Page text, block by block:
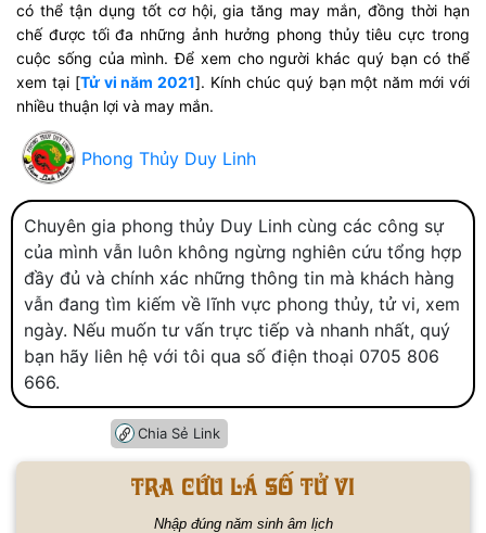
có thể tận dụng tốt cơ hội, gia tăng may mắn, đồng thời hạn
chế được tối đa những ảnh hưởng phong thủy tiêu cực trong
cuộc sống của mình. Để xem cho người khác quý bạn có thể
xem tại [Tử vi năm 2021]. Kính chúc quý bạn một năm mới với
nhiều thuận lợi và may mắn.
Phong Thủy Duy Linh
Chuyên gia phong thủy Duy Linh cùng các công sự
của mình vẫn luôn không ngừng nghiên cứu tổng hợp
đầy đủ và chính xác những thông tin mà khách hàng
vẫn đang tìm kiếm về lĩnh vực phong thủy, tử vi, xem
ngày. Nếu muốn tư vấn trực tiếp và nhanh nhất, quý
bạn hãy liên hệ với tôi qua số điện thoại 0705 806
666.
Chia Sẻ Link
Tra cứu lá số tử vi
Nhập đúng năm sinh âm lịch